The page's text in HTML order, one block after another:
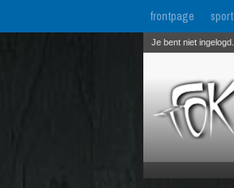
frontpage sport
Je bent niet ingelogd.